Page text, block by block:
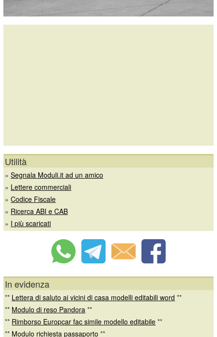
Utilità
»Segnala Moduli.it ad un amico
» Lettere commerciali
»Codice Fiscale
» Ricerca ABI e CAB
» I più scaricati
In evidenza
** Lettera di saluto ai vicini di casa modelli editabili word **
** Modulo di reso Pandora **
** Rimborso Europcar fac simile modello editabile **
** Modulo richiesta passaporto **